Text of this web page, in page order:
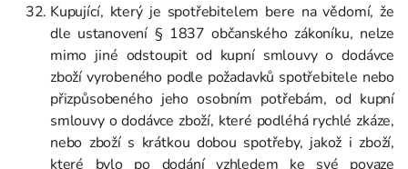
Kupující, který je spotřebitelem bere na vědomí, že
dle ustanovení § 1837 občanského zákoníku, nelze
mimo jiné odstoupit od kupní smlouvy o dodávce
zboží vyrobeného podle požadavků spotřebitele nebo
přizpůsobeného jeho osobním potřebám, od kupní
smlouvy o dodávce zboží, které podléhá rychlé zkáze,
nebo zboží s krátkou dobou spotřeby, jakož i zboží,
které bylo po dodání vzhledem ke své povaze